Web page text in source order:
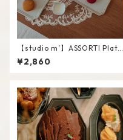
【studio m’】ASSORTI Plate
/ L
¥2,860